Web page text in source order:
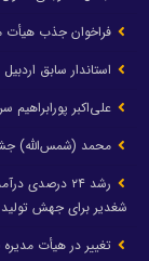
فراخوان جذب هیأت
استاندار سابق
علی‌اکبر
محمد (شمس‌الله)
شغدیر برای جهش تولید در سال
تغییر در هیأت